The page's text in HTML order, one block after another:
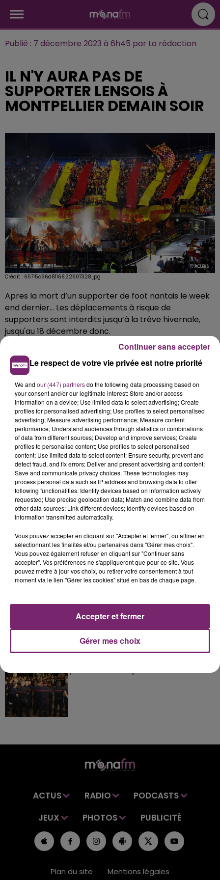
Publié : 7 décembre 2023 à 6h45 par La rédaction
IL N'Y AURA PAS DE
SUPPORTER LENSOIS À
MONTPELLIER DEMAIN SOIR
Crédit : 65715c66d81168.32607328.jpg
Apres la mort d’un supporter de foot nantais le week
end dernier… Les déplacements à risque de
supporters sont interdits jusqu’à la trêve hivernale,
jusqu'au 18 décembre donc.
Des arrêtés préfectoraux ont été pris en ce sens, sur
recommandation de la ministre des Sports.
C’est le cas pour les fans lensois, qui n’ont donc pas le
droit d’aller à Montpellier demain soir, pour supporter
les sang et or au Stade de la Mosson.
Pour le moment, pas d’interdiction de déplacement
des supporters lillois à Clermont, dimanche.
de Frelinghien !
partis hier soir pour la Gironde
ACTUS RADIO
PODCASTS
JEUX
PHOTOS PUBLICITÉ
Plan du site Mentions légales
Le respect de votre vie privée est notre priorité
We and our (447) partnersdo the following data processing based on
your consent and/or our legitimate interest: Store and/or access
information on a device; Use limited data to select advertising; Create
profiles for personalised advertising; Use profiles to select personalised
advertising; Measure advertising performance; Measure content
performance; Understand audiences through statistics or combinations
of data from different sources; Develop and improve services; Create
profiles to personalise content; Use profiles to select personalised
content; Use limited data to select content; Ensure security, prevent and
detect fraud, and fix errors; Deliver and present advertising and content;
Save and communicate privacy choices. These technologies may
process personal data such as IP address and browsing data to offer
following functionalities: Identify devices based on information actively
requested; Use precise geolocation data; Match and combine data from
other data sources; Link different devices; Identify devices based on
information transmitted automatically.
Vous pouvez accepter en cliquant sur "Accepter et fermer", ou affiner en
sélectionnant les finalités et/ou partenaires dans "Gérer mes choix".
Vous pouvez également refuser en cliquant sur "Continuer sans
accepter". Vos préférences ne s'appliqueront que pour ce site. Vous
pouvez mettre à jour vos choix, ou retirer votre consentement à tout
moment via le lien "Gérer les cookies" situé en bas de chaque page.
Gérer mes choix
Accepter et fermer
Continuer sans accepter